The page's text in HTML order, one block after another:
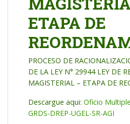
ETAPA DE
PROCESO DE
DE LA LEY N° 29944 LEY DE
MAGISTERIAL – ETAPA DE
Descargue aqui: Oficio
GRDS-DREP-UGEL-SR-AGI